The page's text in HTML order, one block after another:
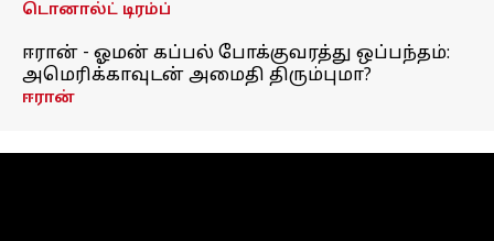
டொனால்ட் டிரம்ப்
ஈரான் - ஓமன் கப்பல் போக்குவரத்து ஒப்பந்தம்:
அமெரிக்காவுடன் அமைதி திரும்புமா?
ஈரான்